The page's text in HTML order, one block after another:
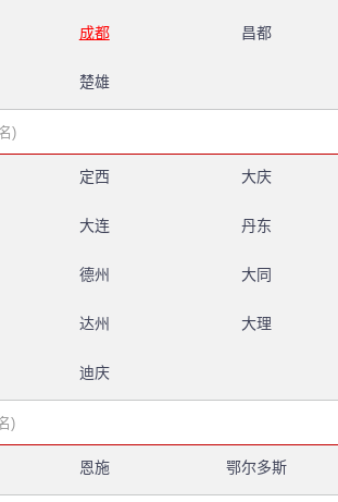
成都 昌都
楚雄
)
定西 大庆
大连 丹东
德州 大同
达州 大理
迪庆
)
恩施 鄂尔多斯